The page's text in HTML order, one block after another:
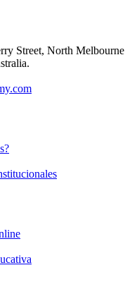
Street, North Melbourne